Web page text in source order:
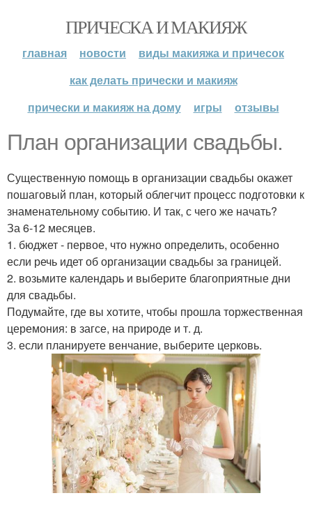
ПРИЧЕСКА И МАКИЯЖ
главная новости
виды макияжа и причесок
как делать прически и макияж
прически и макияж на дому
игры отзывы
План организации свадьбы.
Существенную помощь в организации свадьбы окажет
пошаговый план, который облегчит процесс подготовки к
знаменательному событию. И так, с чего же начать?
За 6-12 месяцев.
1. бюджет - первое, что нужно определить, особенно
если речь идет об организации свадьбы за границей.
2. возьмите календарь и выберите благоприятные дни
для свадьбы.
Подумайте, где вы хотите, чтобы прошла торжественная
церемония: в загсе, на природе и т. д.
3. если планируете венчание, выберите церковь.